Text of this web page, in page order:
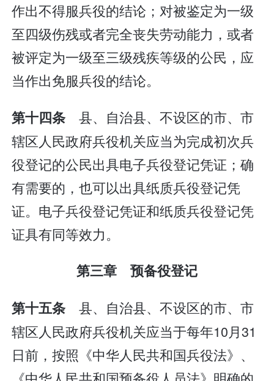
作出不得服兵役的结论；对被鉴定为一级
至四级伤残或者完全丧失劳动能力，或者
被评定为一级至三级残疾等级的公民，应
当作出免服兵役的结论。
第十四条县、自治县、不设区的市、市
辖区人民政府兵役机关应当为完成初次兵
役登记的公民出具电子兵役登记凭证；确
有需要的，也可以出具纸质兵役登记凭
证。电子兵役登记凭证和纸质兵役登记凭
证具有同等效力。
第三章 预备役登记
第十五条县、自治县、不设区的市、市
辖区人民政府兵役机关应当于每年10月31
日前，按照《中华人民共和国兵役法》、